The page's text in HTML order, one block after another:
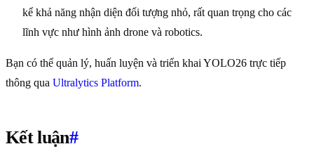
kể khả năng nhận diện đối tượng nhỏ, rất quan trọng cho các
lĩnh vực như hình ảnh drone và robotics.
Bạn có thể quản lý, huấn luyện và triển khai YOLO26 trực tiếp
thông qua Ultralytics Platform.
Kết luận#